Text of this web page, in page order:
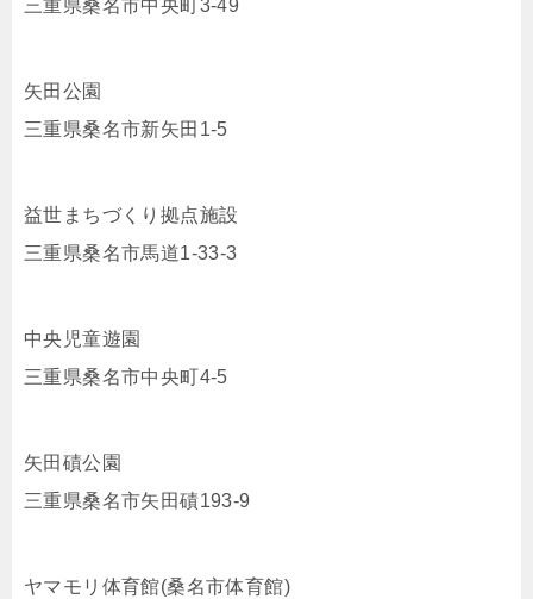
三重県桑名市中央町3-49
矢田公園
三重県桑名市新矢田1-5
益世まちづくり拠点施設
三重県桑名市馬道1-33-3
中央児童遊園
三重県桑名市中央町4-5
矢田磧公園
三重県桑名市矢田磧193-9
ヤマモリ体育館(桑名市体育館)